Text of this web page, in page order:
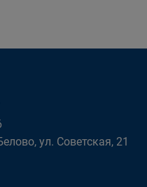
ул. Советская, 21